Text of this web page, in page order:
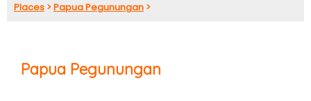
Places >Papua Pegunungan >
Papua Pegunungan